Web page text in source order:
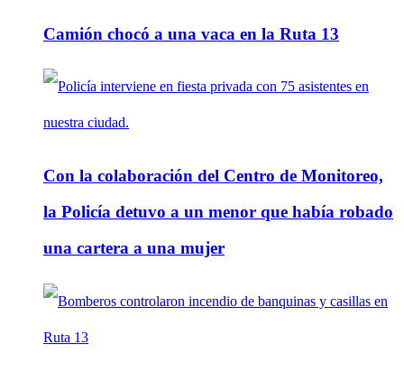
Camión chocó a una vaca en la Ruta 13
Con la colaboración del Centro de Monitoreo,
la Policía detuvo a un menor que había robado
una cartera a una mujer